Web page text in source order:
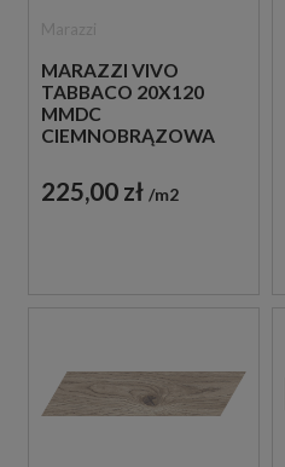
MARAZZI VIVO
TABBACO 20X120
MMDC
CIEMNOBRĄZOWA
DREWNOPODOBNA
225,00 zł m2